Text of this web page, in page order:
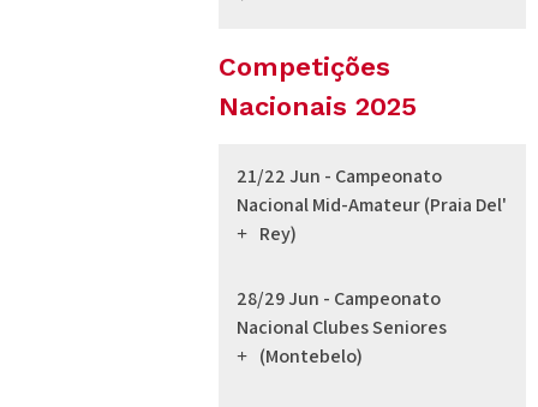
Competições
Nacionais 2025
21/22 Jun - Campeonato
Nacional Mid-Amateur (Praia Del'
Rey)
28/29 Jun - Campeonato
Nacional Clubes Seniores
(Montebelo)